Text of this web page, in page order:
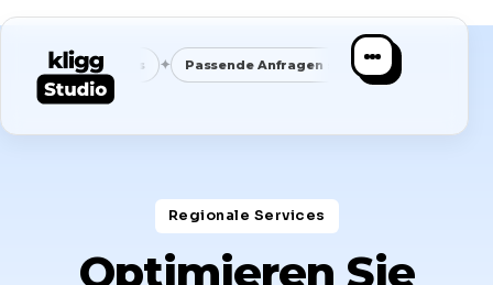
Fokus ✦ Passende Anfragen statt Masse ✦ Saubere
Regionale Services​
Optimieren Sie